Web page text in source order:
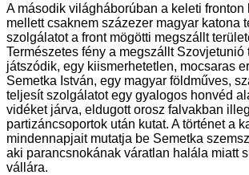
A második világháborúban a keleti
mellett csaknem százezer magyar katona
szolgálatot a front mögötti megszállt
Természetes fény a megszállt Szovjetunió
játszódik, egy kiismerhetetlen, mocsaras
Semetka István, egy magyar földműves,
teljesít szolgálatot egy gyalogos honvéd
vidéket járva, eldugott orosz falvakban
partizáncsoportok után kutat. A történet a
mindennapjait mutatja be Semetka
aki parancsnokának váratlan halála miatt
vállára.